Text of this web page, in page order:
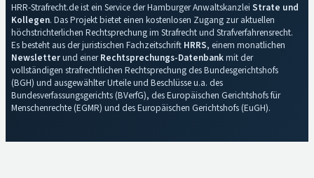
HRR-Strafrecht.de ist ein Service der Hamburger Anwaltskanzlei Strate und
Kollegen. Das Projekt bietet einen kostenlosen Zugang zur aktuellen
höchstrichterlichen Rechtsprechung im Strafrecht und Strafverfahrensrecht.
Es besteht aus der juristischen Fachzeitschrift HRRS, einem monatlichen
Newsletterund einerRechtsprechungs-Datenbankmit der
vollständigen strafrechtlichen Rechtsprechung des Bundesgerichtshofs
(BGH) und ausgewählter Urteile und Beschlüsse u.a. des
Bundesverfassungsgerichts (BVerfG), des Europäischen Gerichtshofs für
Menschenrechte (EGMR) und des Europäischen Gerichtshofs (EuGH).